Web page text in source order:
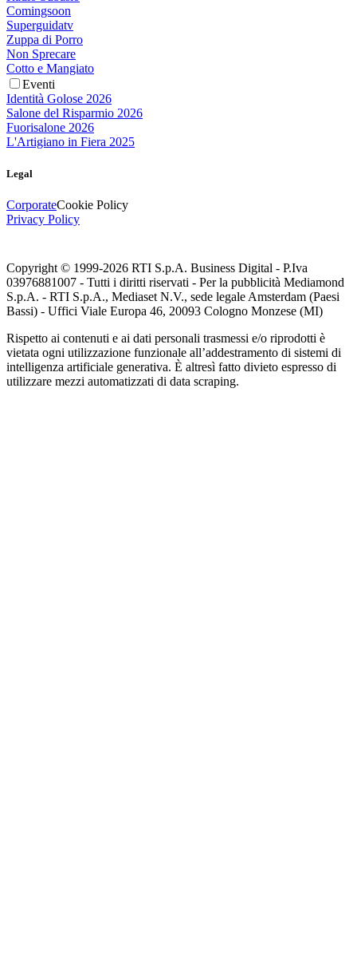
Comingsoon
Superguidatv
Zuppa di Porro
Non Sprecare
Cotto e Mangiato
Eventi
Identità Golose 2026
Salone del Risparmio 2026
Fuorisalone 2026
L'Artigiano in Fiera 2025
Legal
CorporateCookie Policy
Privacy Policy
Copyright © 1999-2026 RTI S.p.A. Business Digital - P.Iva
03976881007 - Tutti i diritti riservati - Per la pubblicità Mediamond
S.p.A. - RTI S.p.A., Mediaset N.V., sede legale Amsterdam (Paesi
Bassi) - Uffici Viale Europa 46, 20093 Cologno Monzese (MI)
Rispetto ai contenuti e ai dati personali trasmessi e/o riprodotti è
vietata ogni utilizzazione funzionale all’addestramento di sistemi di
intelligenza artificiale generativa. È altresì fatto divieto espresso di
utilizzare mezzi automatizzati di data scraping.